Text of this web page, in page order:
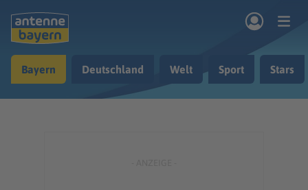
Musik & Radio
Bayern Deutschland Welt Sport Stars